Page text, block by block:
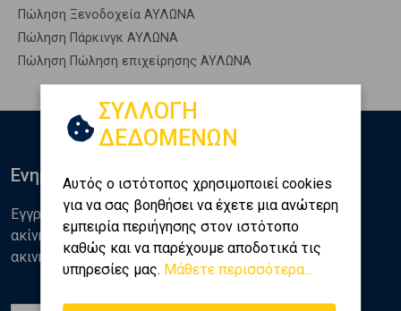
Πώληση Ξενοδοχεία ΑΥΛΩΝΑ
Πώληση Πάρκινγκ ΑΥΛΩΝΑ
Πώληση Πώληση επιχείρησης ΑΥΛΩΝΑ
ΣΥΛΛΟΓΗ
ΔΕΔΟΜΕΝΩΝ
Αυτός ο ιστότοπος χρησιμοποιεί cookies
για να σας βοηθήσει να έχετε μια ανώτερη
εμπειρία περιήγησης στον ιστότοπο
καθώς και να παρέχουμε αποδοτικά τις
υπηρεσίες μας. Μάθετε περισσότερα...
Ενημερωθείτε
Εγγραφείτε στο newsletter της Golden Home για νέα
ακίνητα, αναλύσεις και διάφορα θέματα της αγοράς
ακινήτων